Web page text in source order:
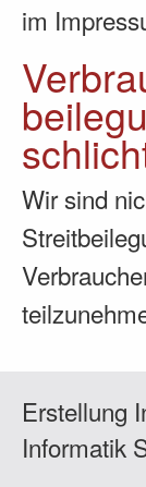
im
Wir sind
Erstellung
Informatik